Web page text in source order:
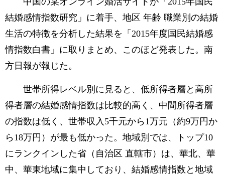
中日対訳
結婚感情指数研究」に着手、地区 年齢 職業別の結婚
生活の特徴を分析した結果を「2015年度国民結婚感
情指数白書」に取りまとめ、このほど発表した。南
方日報が報じた。
世帯所得レベル別に見ると、低所得者層と高所
得者層の結婚感情指数は比較的高く、中間所得者層
の指数は低く、世帯収入5千元から1万元（約9万円か
ら18万円）が最も低かった。地域別では、トップ10
にランクインした省（自治区 直轄市）は、華北、華
中、華東地域に集中しており、結婚感情指数と地域